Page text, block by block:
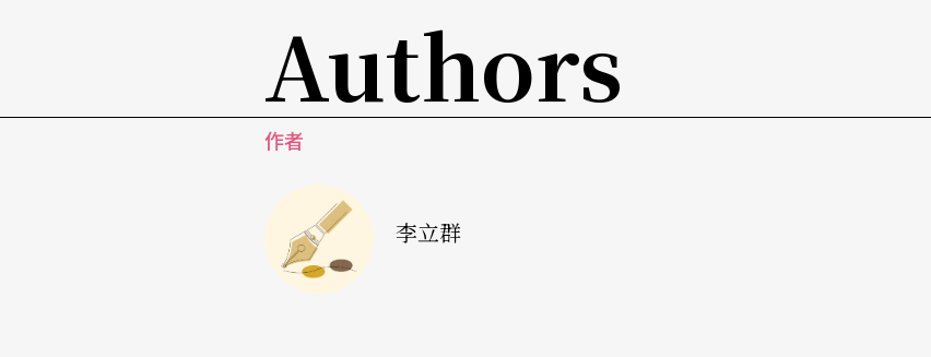
沒有多久，就再也沒有看過他，聽說他悄悄地走了，沒有聽到什麼人罵他或指責他，就是嘆息和
難過、不忍。那年，那個強壯的少年，不過廿歲。在眾人注意過的海專操場上，從他不需要幫助
的笑容，到絲毫無助的喘息，像一陣沒有聲音的風，吹痛著每一個關心他的人，痛了好久……
Authors
作者
李立群